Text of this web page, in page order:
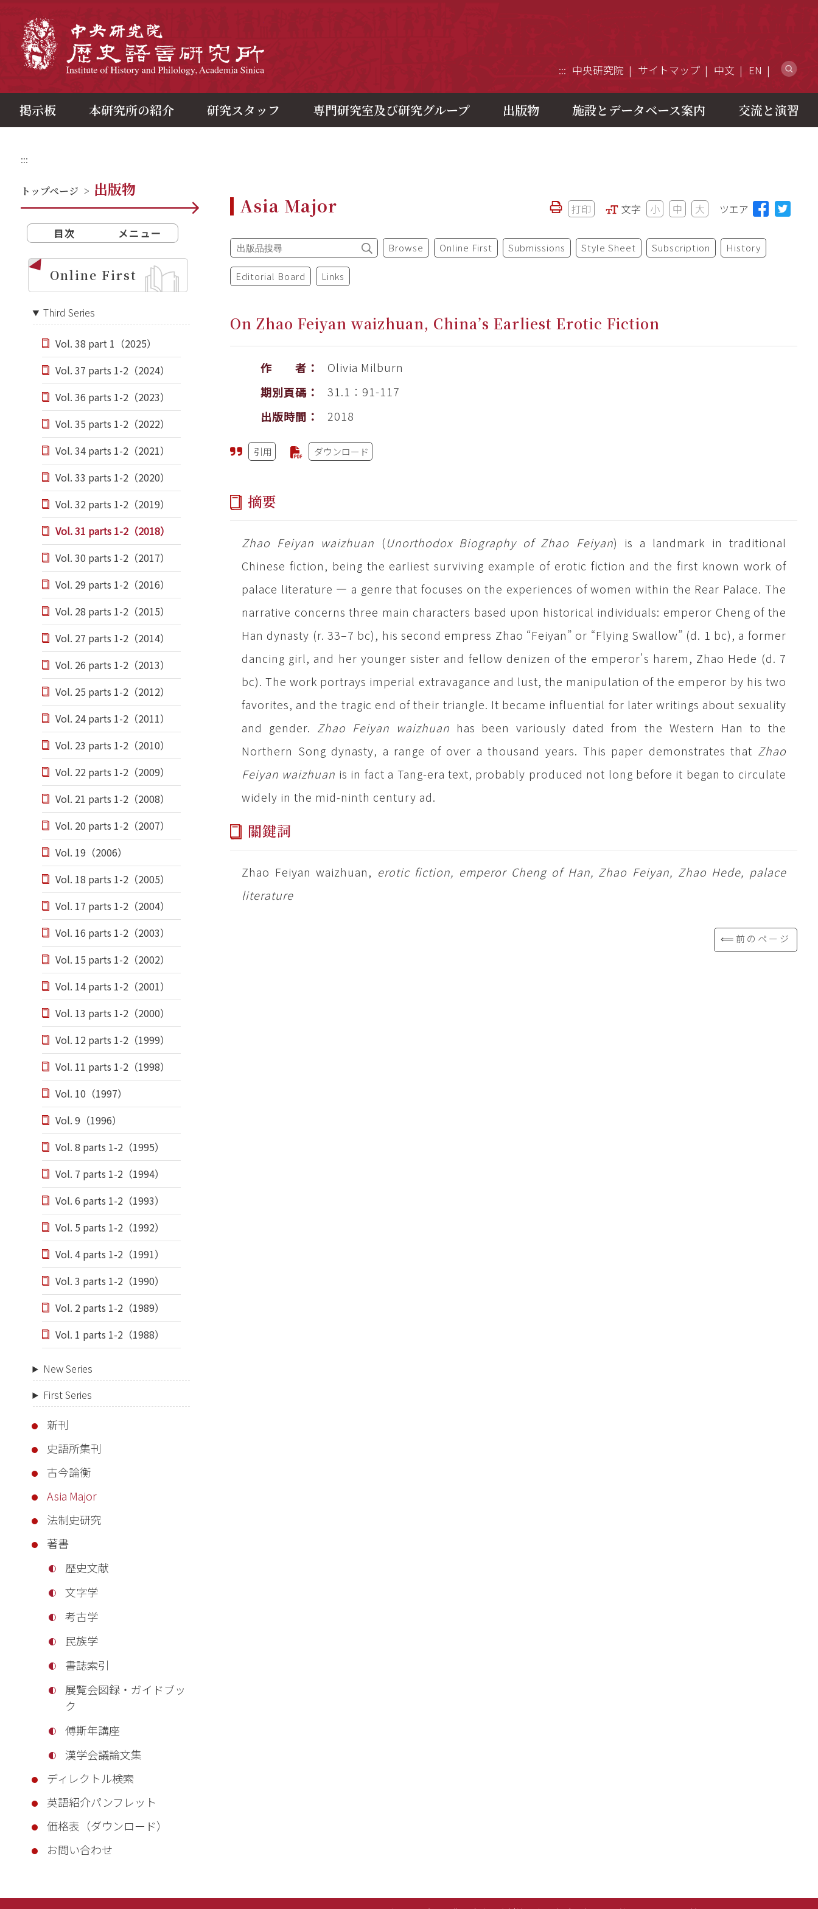
::: 中央研究院 サイトマップ 中文 EN
掲示板 本研究所の紹介 研究スタッフ 専門研究室及び研究グループ 出版物 施設とデータベース案内 交流と演習
:::
トップページ > 出版物
目次 メニュー
Online First
Third Series
Vol. 38 part 1（2025）
Vol. 37 parts 1-2（2024）
Vol. 36 parts 1-2（2023）
Vol. 35 parts 1-2（2022）
Vol. 34 parts 1-2（2021）
Vol. 33 parts 1-2（2020）
Vol. 32 parts 1-2（2019）
Vol. 31 parts 1-2（2018）
Vol. 30 parts 1-2（2017）
Vol. 29 parts 1-2（2016）
Vol. 28 parts 1-2（2015）
Vol. 27 parts 1-2（2014）
Vol. 26 parts 1-2（2013）
Vol. 25 parts 1-2（2012）
Vol. 24 parts 1-2（2011）
Vol. 23 parts 1-2（2010）
Vol. 22 parts 1-2（2009）
Vol. 21 parts 1-2（2008）
Vol. 20 parts 1-2（2007）
Vol. 19（2006）
Vol. 18 parts 1-2（2005）
Vol. 17 parts 1-2（2004）
Vol. 16 parts 1-2（2003）
Vol. 15 parts 1-2（2002）
Vol. 14 parts 1-2（2001）
Vol. 13 parts 1-2（2000）
Vol. 12 parts 1-2（1999）
Vol. 11 parts 1-2（1998）
Vol. 10（1997）
Vol. 9（1996）
Vol. 8 parts 1-2（1995）
Vol. 7 parts 1-2（1994）
Vol. 6 parts 1-2（1993）
Vol. 5 parts 1-2（1992）
Vol. 4 parts 1-2（1991）
Vol. 3 parts 1-2（1990）
Vol. 2 parts 1-2（1989）
Vol. 1 parts 1-2（1988）
New Series
First Series
新刊
史語所集刊
古今論衡
Asia Major
法制史研究
著書
歴史文献
文字学
考古学
民族学
書誌索引
展覧会図録・ガイドブッ
ク
傅斯年講座
漢学会議論文集
ディレクトル検索
英語紹介パンフレット
価格表（ダウンロード）
お問い合わせ
Asia Major 打印 文字 小 中 大 ツエア
Browse Online First Submissions Style Sheet Subscription History
Editorial Board Links
On Zhao Feiyan waizhuan, China’s Earliest Erotic Fiction
作 者：
Olivia Milburn
期別頁碼：
31.1：91-117
出版時間：
2018
引用 ダウンロード
摘要
Zhao Feiyan waizhuan (Unorthodox Biography of Zhao Feiyan) is a landmark in traditional
Chinese fiction, being the earliest surviving example of erotic fiction and the first known work of
palace literature — a genre that focuses on the experiences of women within the Rear Palace. The
narrative concerns three main characters based upon historical individuals: emperor Cheng of the
Han dynasty (r. 33–7 bc), his second empress Zhao “Feiyan” or “Flying Swallow” (d. 1 bc), a former
dancing girl, and her younger sister and fellow denizen of the emperor's harem, Zhao Hede (d. 7
bc). The work portrays imperial extravagance and lust, the manipulation of the emperor by his two
favorites, and the tragic end of their triangle. It became influential for later writings about sexuality
and gender. Zhao Feiyan waizhuan has been variously dated from the Western Han to the
Northern Song dynasty, a range of over a thousand years. This paper demonstrates that Zhao
Feiyan waizhuan is in fact a Tang-era text, probably produced not long before it began to circulate
widely in the mid-ninth century ad.
關鍵詞
Zhao Feiyan waizhuan, erotic fiction, emperor Cheng of Han, Zhao Feiyan, Zhao Hede, palace
literature
⟸前のページ